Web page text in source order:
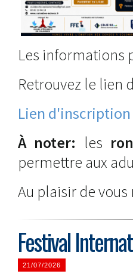
Les informations
Retrouvez le lien
Lien d'inscription
À noter: les
permettre aux
Au plaisir de
Festival
21/07/2026